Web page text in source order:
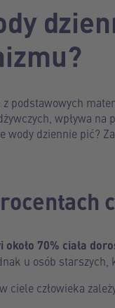
z podstawowych
wpływa
wody dziennie pić?
70% ciała
u osób starszych,
ciele człowieka